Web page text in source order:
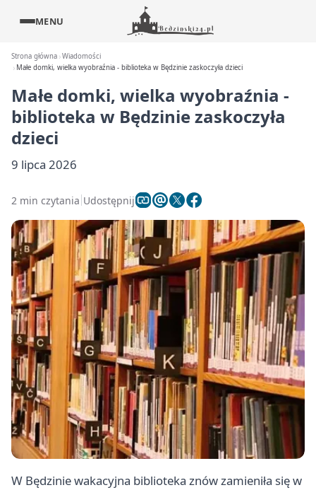
MENU
Strona główna Wiadomości
Małe domki, wielka wyobraźnia - biblioteka w Będzinie zaskoczyła dzieci
Małe domki, wielka wyobraźnia -
biblioteka w Będzinie zaskoczyła
dzieci
9 lipca 2026
2 min czytania Udostępnij
W Będzinie wakacyjna biblioteka znów zamieniła się w